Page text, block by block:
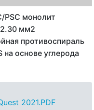
PSC монолит
мм2
противоспираль
на основе углерода
2021.PDF